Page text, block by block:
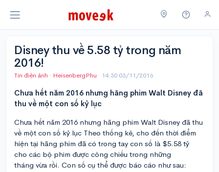
Disney thu về 5.58 tỷ trong năm
2016!
Tin điện ảnh · HeisenbergPhu · 14:30 03/11/2016
Chưa hết năm 2016 nhưng hãng phim Walt Disney đã
thu về một con số kỷ lục
Chưa hết năm 2016 nhưng hãng phim Walt Disney đã thu
về một con số kỷ lục Theo thống kê, cho đến thời điểm
hiện tại hãng phim đã có trong tay con số là $5.58 tỷ
cho các bộ phim được công chiếu trong những
tháng vừa rồi. Con số cụ thể được báo cáo như sau: